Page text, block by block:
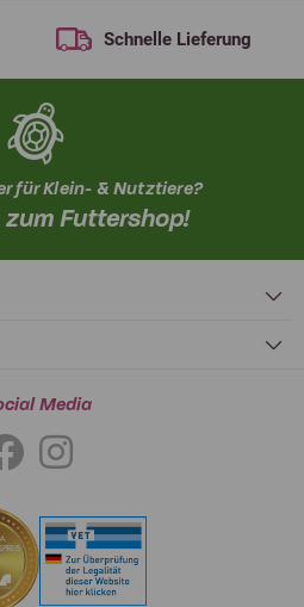
Schnelle Lieferung
für Klein- & Nutztiere?
Futtershop!
Media